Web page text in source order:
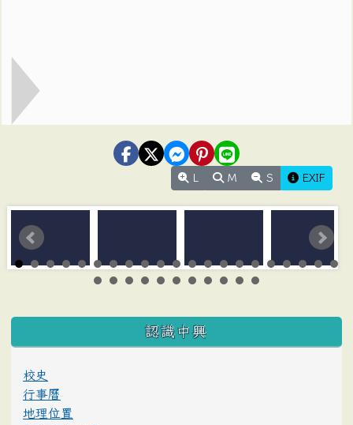
M S EXIF
:::
認識中興
校史
行事曆
地理位置